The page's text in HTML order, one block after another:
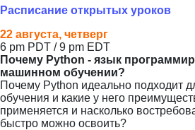
Расписание открытых уроков
22 августа, четверг
6 pm PDT / 9 pm EDT
Почему Python - язык
машинном обучении?
Почему Python идеально подходит
обучения и какие у него
применяется и насколько
быстро можно освоить?